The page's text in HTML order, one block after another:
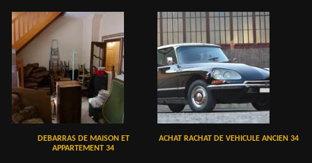
DEBARRAS DE MAISON ET
APPARTEMENT 34
ACHAT RACHAT DE VEHICULE ANCIEN 34